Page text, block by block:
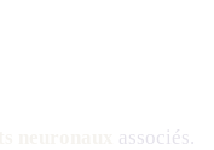
associés.